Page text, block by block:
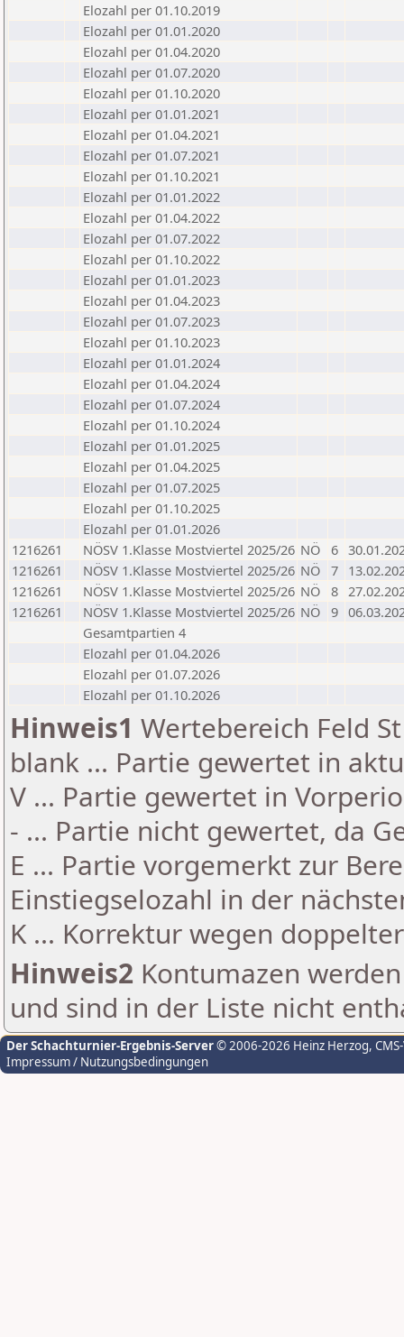
Elozahl per 01.10.2019
Elozahl per 01.01.2020
Elozahl per 01.04.2020
Elozahl per 01.07.2020
Elozahl per 01.10.2020
Elozahl per 01.01.2021
Elozahl per 01.04.2021
Elozahl per 01.07.2021
Elozahl per 01.10.2021
Elozahl per 01.01.2022
Elozahl per 01.04.2022
Elozahl per 01.07.2022
Elozahl per 01.10.2022
Elozahl per 01.01.2023
Elozahl per 01.04.2023
Elozahl per 01.07.2023
Elozahl per 01.10.2023
Elozahl per 01.01.2024
Elozahl per 01.04.2024
Elozahl per 01.07.2024
Elozahl per 01.10.2024
Elozahl per 01.01.2025
Elozahl per 01.04.2025
Elozahl per 01.07.2025
Elozahl per 01.10.2025
Elozahl per 01.01.2026
1216261
NÖSV 1.Klasse Mostviertel 2025/26 NÖ 6
1216261
NÖSV 1.Klasse Mostviertel 2025/26 NÖ 7
1216261
NÖSV 1.Klasse Mostviertel 2025/26 NÖ 8
1216261
NÖSV 1.Klasse Mostviertel 2025/26 NÖ 9
Gesamtpartien 4
Elozahl per 01.04.2026
Elozahl per 01.07.2026
Elozahl per 01.10.2026
Hinweis1 Wertebereich Feld
blank ... Partie gewertet in
V ... Partie gewertet in
- ... Partie nicht gewertet, da
E ... Partie vorgemerkt zur
Einstiegselozahl in der
K ... Korrektur wegen
Hinweis2 Kontumazen
und sind in der Liste nicht
Der Schachturnier-Ergebnis-Server© 2006-2026 Heinz Herzog,
Impressum / Nutzungsbedingungen